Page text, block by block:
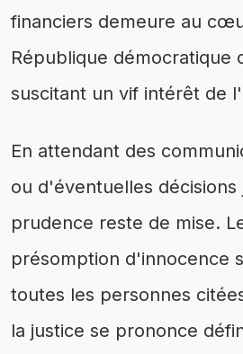
financiers demeure au
République démocratique
suscitant un vif intérêt de
En attendant des
ou d'éventuelles décisions
prudence reste de mise.
présomption d'innocence
toutes les personnes
la justice se prononce